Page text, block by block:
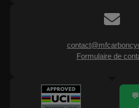
Formulaire de